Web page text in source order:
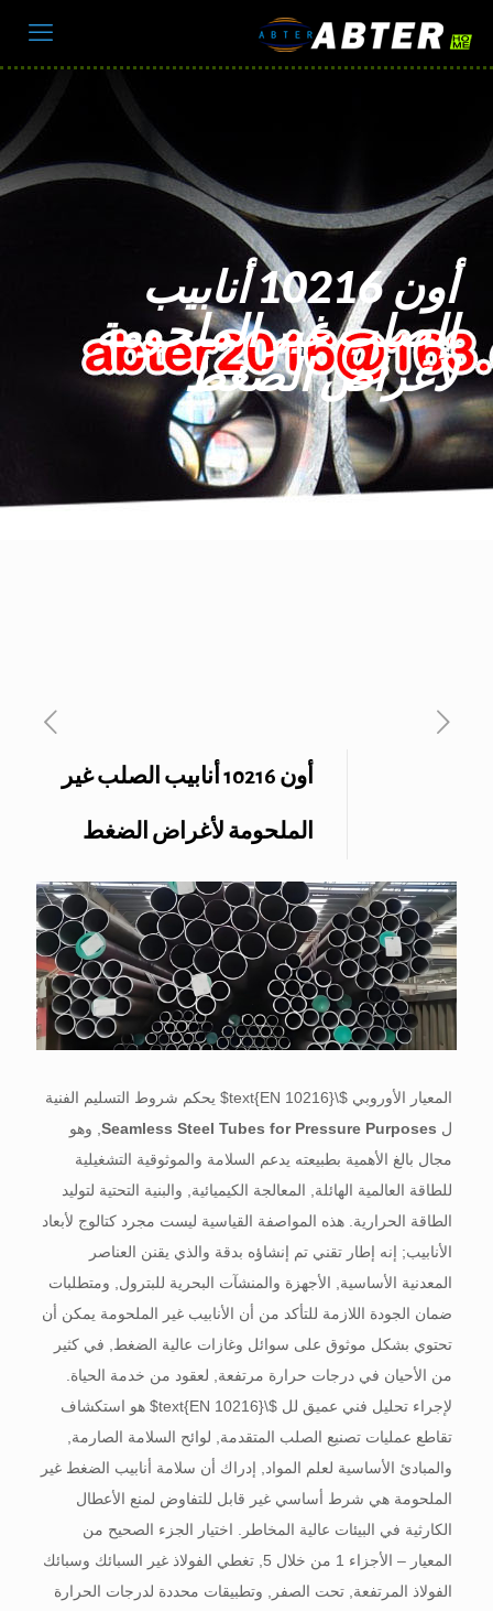
أون 10216 أنابيب
الصلب غير الملحومة
لأغراض الضغط
أون 10216 أنابيب الصلب غير
الملحومة لأغراض الضغط
المعيار الأوروبي $\text{EN 10216}$
يحكم شروط التسليم الفنية
ل Seamless Steel Tubes for Pressure Purposes, وهو
مجال بالغ الأهمية بطبيعته يدعم السلامة والموثوقية التشغيلية
للطاقة العالمية الهائلة, المعالجة الكيميائية, والبنية التحتية لتوليد
الطاقة الحرارية. هذه المواصفة القياسية ليست مجرد كتالوج لأبعاد
الأنابيب; إنه إطار تقني تم إنشاؤه بدقة والذي يقنن العناصر
المعدنية الأساسية, الأجهزة والمنشآت البحرية للبترول, ومتطلبات
ضمان الجودة اللازمة للتأكد من أن الأنابيب غير الملحومة يمكن أن
تحتوي بشكل موثوق على سوائل وغازات عالية الضغط, في كثير
من الأحيان في درجات حرارة مرتفعة, لعقود من خدمة الحياة.
لإجراء تحليل فني عميق لل $\text{EN 10216}$
هو استكشاف
تقاطع عمليات تصنيع الصلب المتقدمة, لوائح السلامة الصارمة,
والمبادئ الأساسية لعلم المواد, إدراك أن سلامة أنابيب الضغط غير
الملحومة هي شرط أساسي غير قابل للتفاوض لمنع الأعطال
الكارثية في البيئات عالية المخاطر. اختيار الجزء الصحيح من
المعيار – الأجزاء 1 من خلال 5, تغطي الفولاذ غير السبائك وسبائك
الفولاذ المرتفعة, تحت الصفر, وتطبيقات محددة لدرجات الحرارة